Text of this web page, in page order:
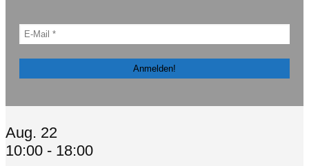
Aug. 22
10:00 - 18:00